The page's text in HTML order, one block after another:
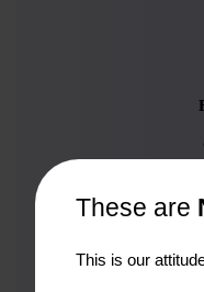
These are
This is our